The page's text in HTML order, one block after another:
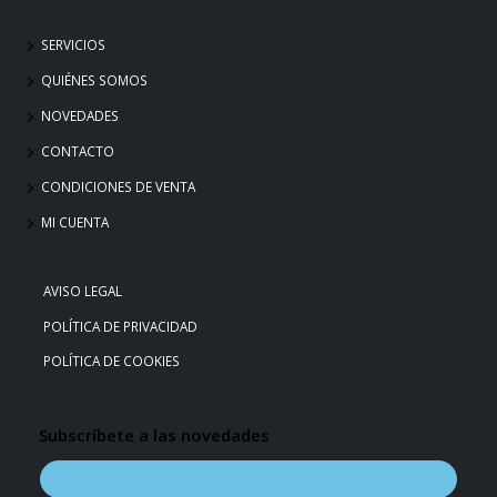
SERVICIOS
QUIÉNES SOMOS
NOVEDADES
CONTACTO
CONDICIONES DE VENTA
MI CUENTA
AVISO LEGAL
POLÍTICA DE PRIVACIDAD
POLÍTICA DE COOKIES
Subscríbete a las novedades